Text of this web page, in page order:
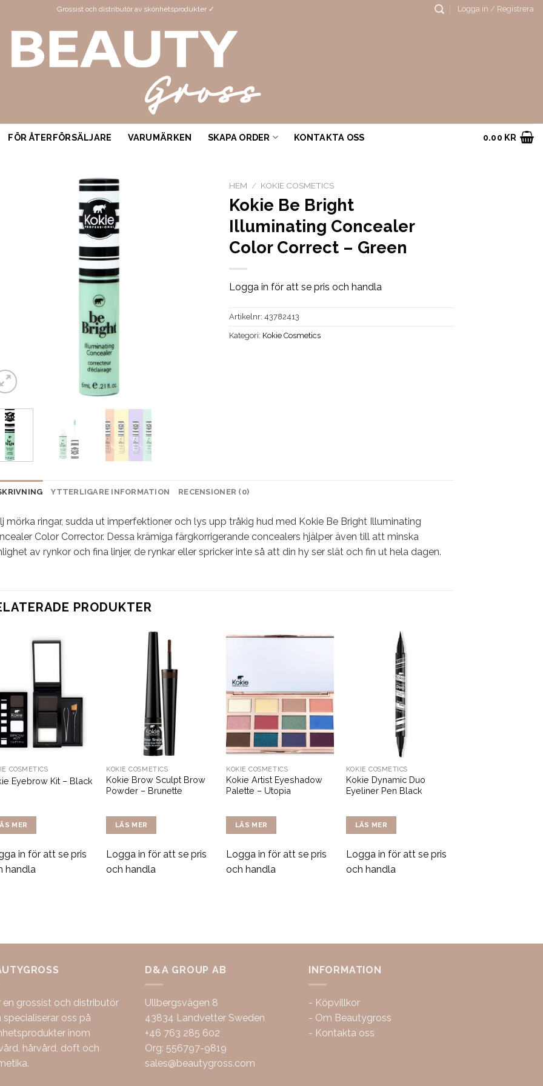
Grossist och distributör av skönhetsprodukter ✓ Logga in / Registrera
FÖR ÅTERFÖRSÄLJARE VARUMÄRKEN SKAPA ORDER KONTAKTA OSS 0.00 KR
HEM / KOKIE COSMETICS
Kokie Be Bright
Illuminating Concealer
Color Correct – Green
Logga in för att se pris och handla
Artikelnr:43782413
Kategori: Kokie Cosmetics
YTTERLIGARE INFORMATION RECENSIONER (0)
mörka ringar, sudda ut imperfektioner och lys upp tråkig hud med Kokie Be Bright Illuminating
Color Corrector. Dessa krämiga färgkorrigerande concealers hjälper även till att minska
av rynkor och fina linjer, de rynkar eller spricker inte så att din hy ser slät och fin ut hela dagen.
PRODUKTER
COSMETICS
Eyebrow Kit – Black
MER
in för att se pris
handla
KOKIE COSMETICS
Kokie Brow Sculpt Brow
Powder – Brunette
LÄS MER
Logga in för att se pris
och handla
KOKIE COSMETICS
Kokie Artist Eyeshadow
Palette – Utopia
LÄS MER
Logga in för att se pris
och handla
KOKIE COSMETICS
Kokie Dynamic Duo
Eyeliner Pen Black
LÄS MER
Logga in för att se pris
och handla
en grossist och distributör
specialiserar oss på
inom
hårvård, doft och
D&A GROUP AB
Ullbergsvägen 8
43834 Landvetter Sweden
+46 763 285 602
Org: 556797-9819
sales@beautygross.com
INFORMATION
- Köpvillkor
- Om Beautygross
- Kontakta oss